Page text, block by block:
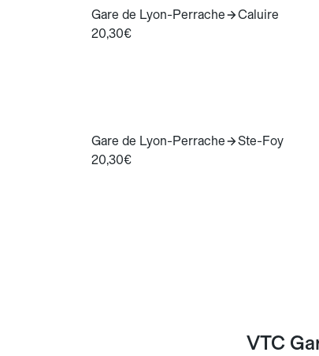
Gare de Lyon-Perrache
Caluire
20,30€
Gare de Lyon-Perrache
Ste-Foy
20,30€
VTC